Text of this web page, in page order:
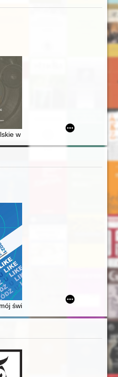
w fotografii (1918-1920) :
sport in the Moscow
gospodarczej w świetle nowej
świat - na żółto i na niebiesko